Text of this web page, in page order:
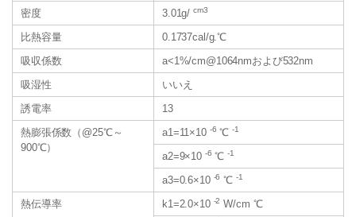
密度
3.01g/cm3
比熱容量
0.1737cal/g.℃
吸収係数
a<1%/cm@1064nmおよび532nm
吸湿性
いいえ
誘電率
13
熱膨張係数（@25℃～
900℃）
a1=11×10 -6 ℃-1
a2=9×10 -6 ℃-1
a3=0.6×10 -6 ℃ -1
熱伝導率 k1=2.0×10 -2 W/cm ℃